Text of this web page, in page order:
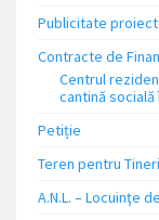
Publicitate
Contracte de
Centrul
cantină socială
Petiție
Teren pentru Tineri
A.N.L. – Locuinţe